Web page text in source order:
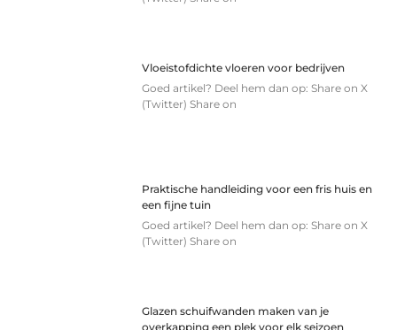
Vloeistofdichte vloeren voor bedrijven
Goed artikel? Deel hem dan op: Share on X
(Twitter) Share on
Praktische handleiding voor een fris huis en
een fijne tuin
Goed artikel? Deel hem dan op: Share on X
(Twitter) Share on
Glazen schuifwanden maken van je
overkapping een plek voor elk seizoen